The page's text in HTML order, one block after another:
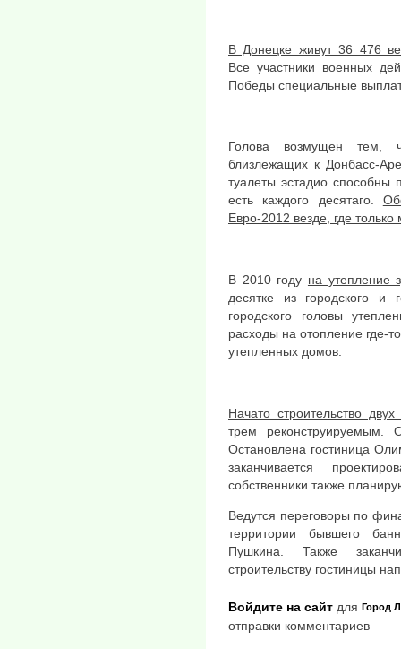
В Донецке живут 36 476
Все участники военных
Победы специальные
Голова возмущен тем,
близлежащих к Донбасс-
туалеты эстадио способны
есть каждого десятаго.
Евро-2012 везде, где
В 2010 году на утепление
десятке из городского и
городского головы
расходы на отопление где-
утепленных домов.
Начато строительство
трем реконструируемым .
Остановлена гостиница
заканчивается
собственники также
Ведутся переговоры по
территории бывшего
Пушкина. Также
строительству гостиницы
Город
Войдите на сайт для
отправки комментариев